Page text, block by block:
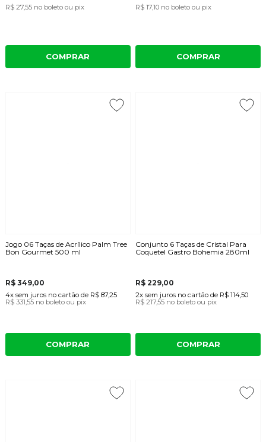
R$ 27,55 no boleto ou pix
COMPRAR
R$ 17,10 no boleto ou pix
COMPRAR
Jogo 06 Taças de Acrílico Palm Tree
Bon Gourmet 500 ml
R$ 349,00
4x sem juros no cartãode R$ 87,25
R$ 331,55 no boleto ou pix
COMPRAR
Conjunto 6 Taças de Cristal Para
Coquetel Gastro Bohemia 280ml
R$ 229,00
2x sem juros no cartão de R$ 114,50
R$ 217,55 no boleto ou pix
COMPRAR